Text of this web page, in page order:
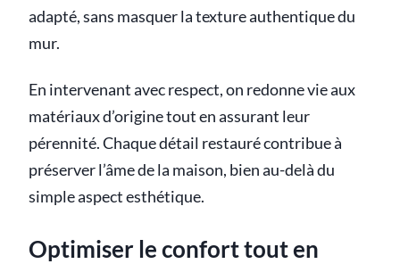
adapté, sans masquer la texture authentique du
mur.
En intervenant avec respect, on redonne vie aux
matériaux d’origine tout en assurant leur
pérennité. Chaque détail restauré contribue à
préserver l’âme de la maison, bien au-delà du
simple aspect esthétique.
Optimiser le confort tout en